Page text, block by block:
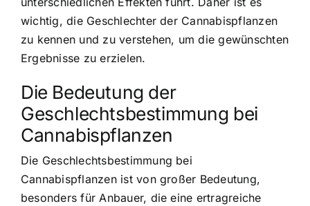
wichtig, die Geschlechter der Cannabispflanzen
zu kennen und zu verstehen, um die gewünschten
Ergebnisse zu erzielen.
Die Bedeutung der
Geschlechtsbestimmung bei
Cannabispflanzen
Die Geschlechtsbestimmung bei
Cannabispflanzen ist von großer Bedeutung,
besonders für Anbauer, die eine ertragreiche